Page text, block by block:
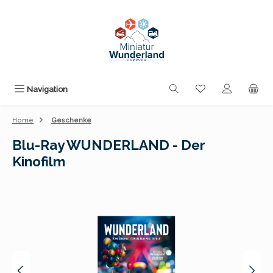
Navigation Du hast 0
Home Geschenke
Blu-Ray WUNDERLAND - Der
Kinofilm